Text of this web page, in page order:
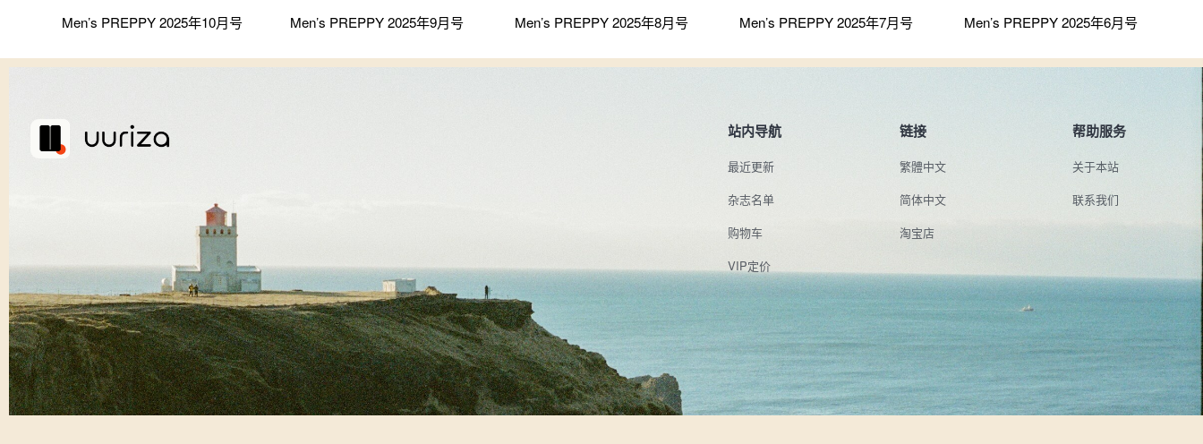
Men’s PREPPY 2025年10月号 Men’s PREPPY 2025年9月号 Men’s PREPPY 2025年8月号 Men’s PREPPY 2025年7月号 Men’s PREPPY 2025年6月号
站内导航
最近更新
杂志名单
购物车
VIP定价
链接
繁體中文
简体中文
淘宝店
帮助服务
关于本站
联系我们